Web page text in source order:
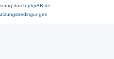
durch phpBB.de